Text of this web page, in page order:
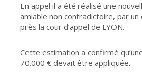
En appel il a été réalisé une
amiable non contradictoire, par
près la cour d’appel de LYON.
Cette estimation a confirmé
70.000 € devait être appliquée.